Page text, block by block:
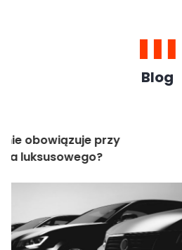
Blog
Wypożyczenie auta
trendy 2025